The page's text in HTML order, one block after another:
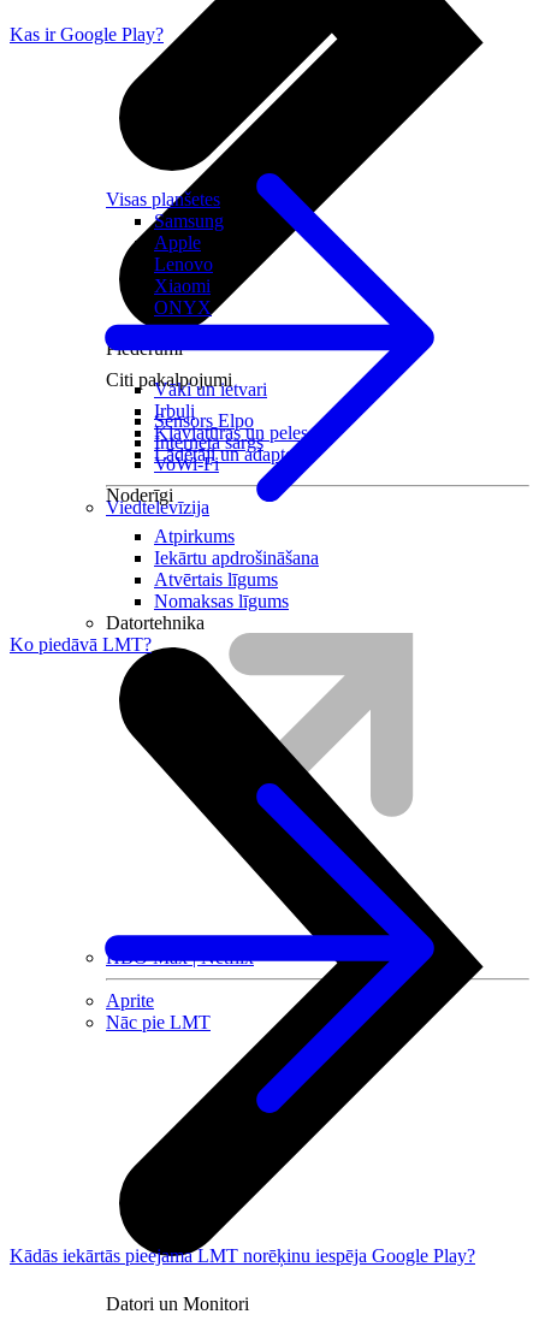
Citi pakalpojumi
Sensors Elpo
Interneta sargs
VoWi-Fi
Viedtelevīzija
HBO Max | Netflix
Aprite
Nāc pie LMT
Visas planšetes
Samsung
Apple
Lenovo
Xiaomi
ONYX
Piederumi
Vāki un ietvari
Irbuļi
Klaviatūras un peles
Lādētāji un adapteri
Noderīgi
Atpirkums
Iekārtu apdrošināšana
Atvērtais līgums
Nomaksas līgums
Datortehnika
Datori un Monitori
Kas ir Google Play?
Ko piedāvā LMT?
Kādās iekārtās pieejama LMT norēķinu iespēja Google Play?